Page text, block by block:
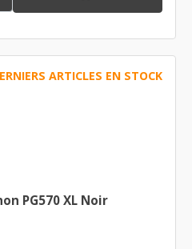
ARTICLES EN STOCK
PG570 XL Noir